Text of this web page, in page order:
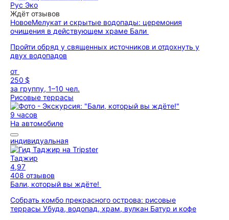
Рус Эко
Ждёт отзывов
НовоеМелукат и скрытые водопады: церемония
очищения в действующем храме Бали
Пройти обряд у священных источников и отдохнуть у
двух водопадов
от
250 $
за группу, 1–10 чел.
Рисовые террасы
9 часов
На автомобиле
индивидуальная
Таджир
4,97
408 отзывов
Бали, который вы ждёте!
Собрать комбо прекрасного острова: рисовые
террасы Убуда, водопад, храм, вулкан Батур и кофе